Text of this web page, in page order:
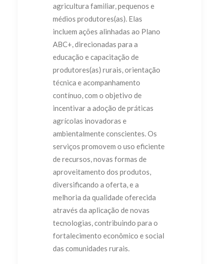
agricultura familiar, pequenos e
médios produtores(as). Elas
incluem ações alinhadas ao Plano
ABC+, direcionadas para a
educação e capacitação de
produtores(as) rurais, orientação
técnica e acompanhamento
contínuo, com o objetivo de
incentivar a adoção de práticas
agrícolas inovadoras e
ambientalmente conscientes. Os
serviços promovem o uso eficiente
de recursos, novas formas de
aproveitamento dos produtos,
diversificando a oferta, e a
melhoria da qualidade oferecida
através da aplicação de novas
tecnologias, contribuindo para o
fortalecimento econômico e social
das comunidades rurais.